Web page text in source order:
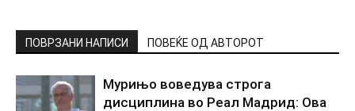
ПОВРЗАНИ НАПИСИ ПОВЕЌЕ ОД АВТОРОТ
Мурињо воведува строга
дисциплина во Реал Мадрид: Ова